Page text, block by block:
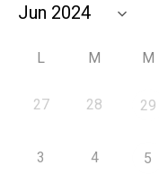
L M M
27 28 29
3 4 5